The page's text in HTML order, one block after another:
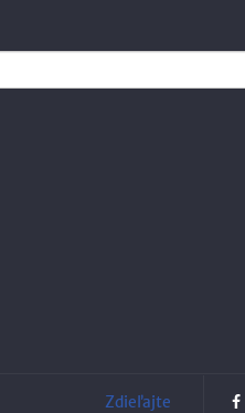
Zdieľajte